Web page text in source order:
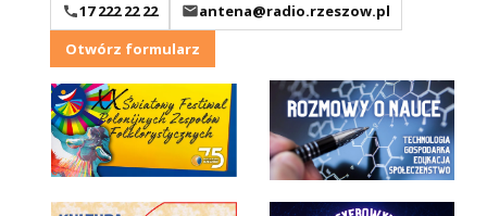
17 222 22 22
antena@radio.rzeszow.pl
Otwórz formularz